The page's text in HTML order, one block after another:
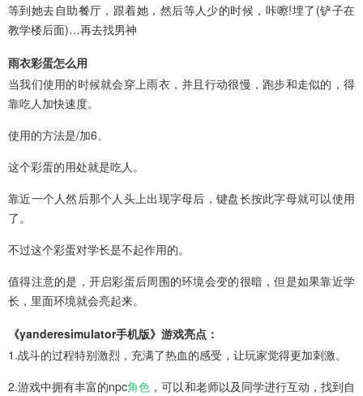
等到她去自助餐厅，跟着她，然后等人少的时候，咔嚓!埋了(铲子在
教学楼后面)…再去找男神
雨衣彩蛋怎么用
当我们使用的时候就会穿上雨衣，并且行动很慢，跑步和走似的，得
靠吃人加快速度。
使用的方法是/加6。
这个彩蛋的用处就是吃人。
靠近一个人然后那个人头上出现字母后，键盘长按此字母就可以使用
了。
不过这个彩蛋对学长是不起作用的。
值得注意的是，开启彩蛋后周围的环境会变的很暗，但是如果靠近学
长，里面环境就会亮起来。
《yanderesimulator手机版》游戏亮点：
1.战斗的过程特别激烈，充满了热血的感受，让玩家觉得更加刺激。
2.游戏中拥有丰富的npc角色 ，可以和老师以及同学进行互动，找到自